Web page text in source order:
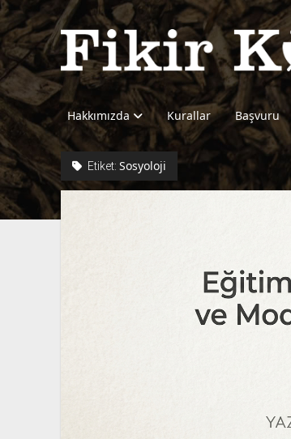
Fikir
Kazanı
Hakkımızda Kurallar Başvuru
Etiket: Sosyoloji